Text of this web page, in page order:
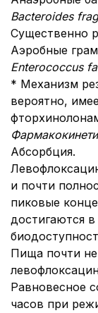
Bacteroides
Существенно
Аэробные
Enterococcus
* Механизм
вероятно,
Абсорбция.
и почти
пиковые
достигаются
Пища почти
Равновесное
часов при